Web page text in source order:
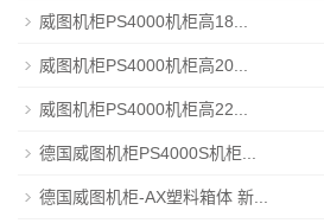
威图机柜PS4000机柜高18...
威图机柜PS4000机柜高20...
威图机柜PS4000机柜高22...
德国威图机柜PS4000S机柜...
德国威图机柜-AX塑料箱体 新...